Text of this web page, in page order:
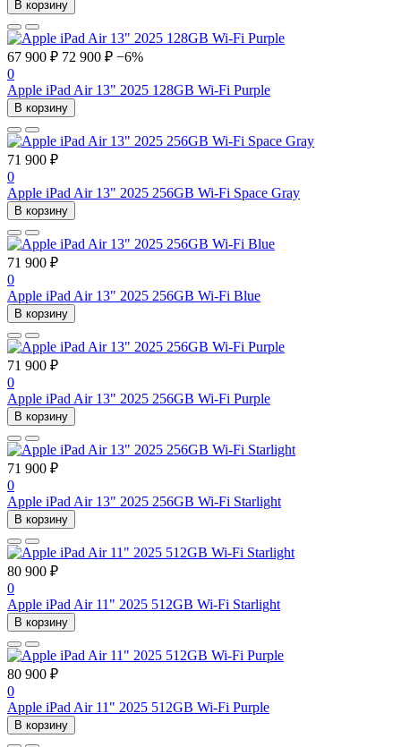
В корзину
67 900 ₽ 72 900 ₽ −6%
0
Apple iPad Air 13" 2025 128GB Wi-Fi Purple
В корзину
71 900 ₽
0
Apple iPad Air 13" 2025 256GB Wi-Fi Space Gray
В корзину
71 900 ₽
0
Apple iPad Air 13" 2025 256GB Wi-Fi Blue
В корзину
71 900 ₽
0
Apple iPad Air 13" 2025 256GB Wi-Fi Purple
В корзину
71 900 ₽
0
Apple iPad Air 13" 2025 256GB Wi-Fi Starlight
В корзину
80 900 ₽
0
Apple iPad Air 11" 2025 512GB Wi-Fi Starlight
В корзину
80 900 ₽
0
Apple iPad Air 11" 2025 512GB Wi-Fi Purple
В корзину